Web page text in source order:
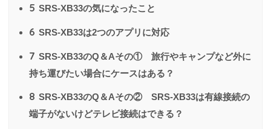
5 SRS-XB33の気になったこと
6 SRS-XB33は2つのアプリに対応
7 SRS-XB33のQ＆Aその① 旅行やキャンプなど外に
持ち運びたい場合にケースはある？
8 SRS-XB33のQ＆Aその② SRS-XB33は有線接続の
端子がないけどテレビ接続はできる？